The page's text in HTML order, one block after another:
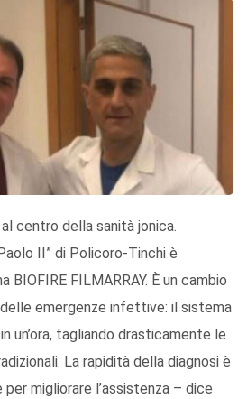
centro della sanità jonica.
II” di Policoro-Tinchi è
FILMARRAY. È un cambio
emergenze infettive: il sistema
un’ora, tagliando drasticamente le
La rapidità della diagnosi è
migliorare l’assistenza – dice